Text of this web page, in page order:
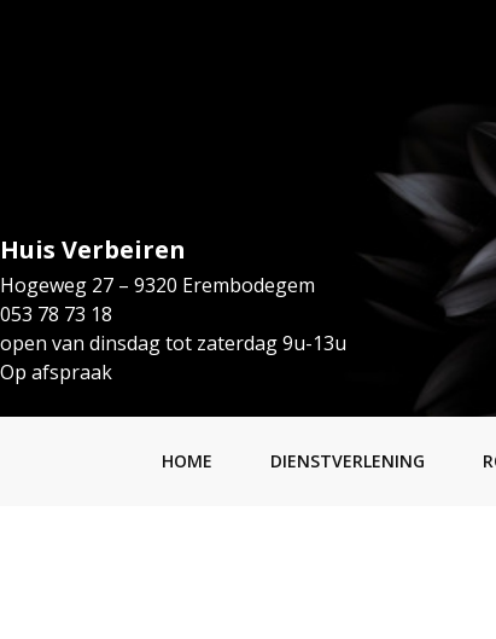
Huis Verbeiren
Hogeweg 27 – 9320 Erembodegem
053 78 73 18
open van dinsdag tot zaterdag 9u-13u
Op afspraak
HOME DIENSTVERLENING